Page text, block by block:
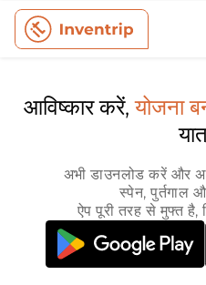
आविष्कार करें,योजना
अभी डाउनलोड करें और
स्पेन, पुर्तगाल
ऐप पूरी तरह से मुफ्त है,